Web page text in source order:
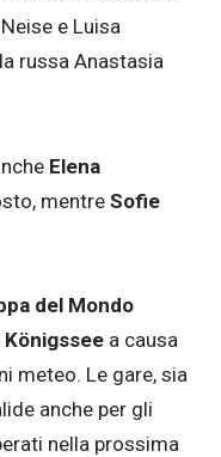
e Luisa
russa Anastasia
Elena
mentre Sofie
del Mondo
Königssee a causa
meteo. Le gare, sia
anche per gli
nella prossima